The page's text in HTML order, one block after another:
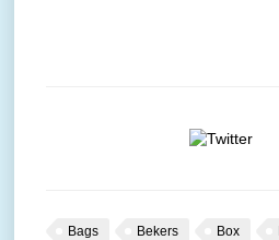
Bags Bekers Box